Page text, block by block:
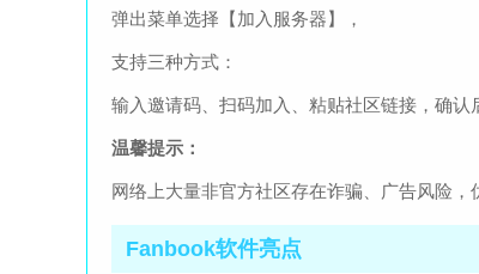
弹出菜单选择【加入服务器】，
支持三种方式：
输入邀请码、扫码加入、粘贴社区链接，确认
温馨提示：
网络上大量非官方社区存在诈骗、广告风险，
Fanbook软件亮点